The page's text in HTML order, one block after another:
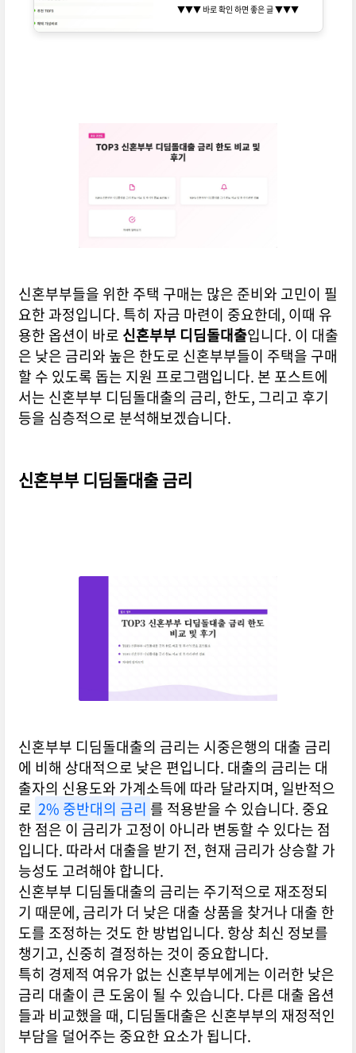
▼▼▼ 바로 확인 하면 좋은 글 ▼▼▼
신혼부부들을 위한 주택 구매는 많은 준비와 고민이 필
요한 과정입니다. 특히 자금 마련이 중요한데, 이때 유
용한 옵션이 바로 신혼부부 디딤돌대출입니다. 이 대출
은 낮은 금리와 높은 한도로 신혼부부들이 주택을 구매
할 수 있도록 돕는 지원 프로그램입니다. 본 포스트에
서는 신혼부부 디딤돌대출의 금리, 한도, 그리고 후기
등을 심층적으로 분석해보겠습니다.
신혼부부 디딤돌대출 금리
신혼부부 디딤돌대출의 금리는 시중은행의 대출 금리
에 비해 상대적으로 낮은 편입니다. 대출의 금리는 대
출자의 신용도와 가계소득에 따라 달라지며, 일반적으
로 2% 중반대의 금리 를 적용받을 수 있습니다. 중요
한 점은 이 금리가 고정이 아니라 변동할 수 있다는 점
입니다. 따라서 대출을 받기 전, 현재 금리가 상승할 가
능성도 고려해야 합니다.
신혼부부 디딤돌대출의 금리는 주기적으로 재조정되
기 때문에, 금리가 더 낮은 대출 상품을 찾거나 대출 한
도를 조정하는 것도 한 방법입니다. 항상 최신 정보를
챙기고, 신중히 결정하는 것이 중요합니다.
특히 경제적 여유가 없는 신혼부부에게는 이러한 낮은
금리 대출이 큰 도움이 될 수 있습니다. 다른 대출 옵션
들과 비교했을 때, 디딤돌대출은 신혼부부의 재정적인
부담을 덜어주는 중요한 요소가 됩니다.